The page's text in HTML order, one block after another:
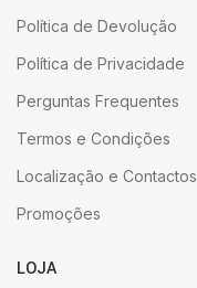
Política de Devolução
Política de Privacidade
Perguntas Frequentes
Termos e Condições
Localização e Contactos
Promoções
LOJA